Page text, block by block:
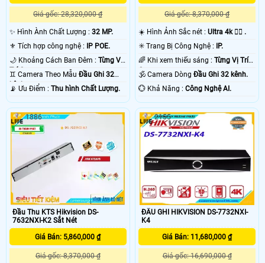
Giá gốc: 28,320,000 ₫
✨ Hình Ành Chất Lượng : 32 MP.
⚜️ Tích hợp công nghệ : IP POE.
🌙 Khoảng Cách Ban Đêm : Từng Vị
Trí Camera .
♊ Camera Theo Mẫu Đầu Ghi 32
kênh.
️📡 Ưu Điểm : Thu hình Chất Lượng.
Giá gốc: 8,370,000 ₫
☀️ Hình Ảnh Sắc nét :Ultra 4k 👍🏾 .
✳️ Trang Bị Công Nghệ : IP.
🌈 Khi xem thiếu sáng :Từng Vị Trí
Camera .
🕉️ Camera DòngĐầu Ghi 32 kênh.
️💮 Khả Năng :Công Nghệ AI.
Đầu Thu KTS Hikvision DS-
7632NXI-K2 Sắt Nét
Giá Bán: 5,860,000 ₫
Giá gốc: 8,370,000 ₫
1886
ĐẦU GHI HIKVISION DS-7732NXI-
K4
Giá Bán: 11,680,000 ₫
Giá gốc: 16,690,000 ₫
2155